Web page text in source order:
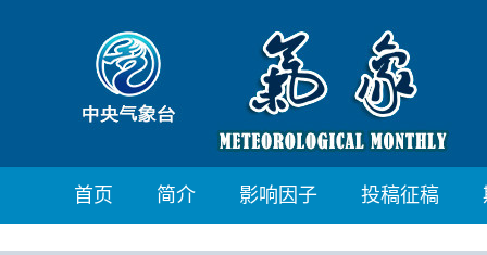
首页 简介 影响因子 投稿征稿